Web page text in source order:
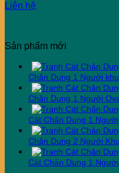
Liên hệ
Sản phẩm mới
Chân Dung 1 Người
Chân Dung 1 Người
Cát Chân Dung 1
Chân Dung 2 Người
Cát Chân Dung 1